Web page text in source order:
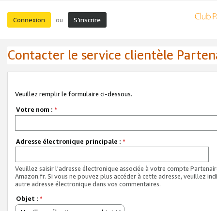
Connexion ou S’inscrire
Contacter le service clientèle
Veuillez remplir le formulaire ci-dessous.
Votre nom : *
Adresse électronique principale : *
Veuillez saisir l'adresse électronique associée à votre compte
Amazon.fr. Si vous ne pouvez plus accéder à cette adresse, veuillez
autre adresse électronique dans vos commentaires.
Objet : *